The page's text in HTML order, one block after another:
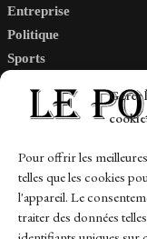
Gérer
Pour offrir les
telles que les cookies
l'appareil. Le
traiter des données
Entreprise
Politique
Sports
Links
Contact